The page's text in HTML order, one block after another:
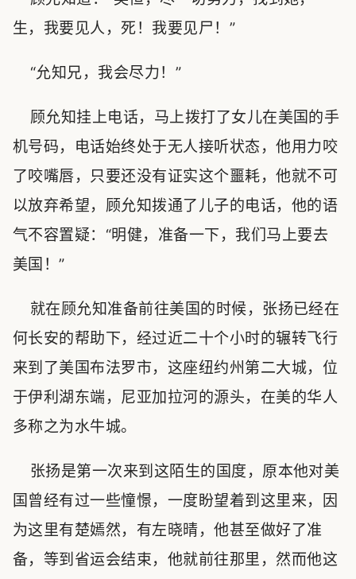
生，我要见人，死！我要见尸！”
“允知兄，我会尽力！”
顾允知挂上电话，马上拨打了女儿在美国的手
机号码，电话始终处于无人接听状态，他用力咬
了咬嘴唇，只要还没有证实这个噩耗，他就不可
以放弃希望，顾允知拨通了儿子的电话，他的语
气不容置疑：“明健，准备一下，我们马上要去
美国！”
就在顾允知准备前往美国的时候，张扬已经在
何长安的帮助下，经过近二十个小时的辗转飞行
来到了美国布法罗市，这座纽约州第二大城，位
于伊利湖东端，尼亚加拉河的源头，在美的华人
多称之为水牛城。
张扬是第一次来到这陌生的国度，原本他对美
国曾经有过一些憧憬，一度盼望着到这里来，因
为这里有楚嫣然，有左晓晴，他甚至做好了准
备，等到省运会结束，他就前往那里，然而他这